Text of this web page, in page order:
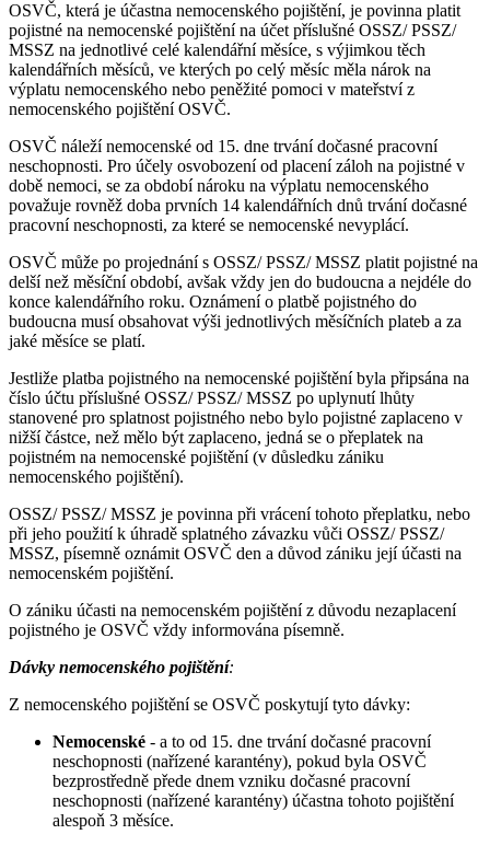
OSVČ, která je účastna nemocenského pojištění, je povinna platit
pojistné na nemocenské pojištění na účet příslušné OSSZ/ PSSZ/
MSSZ na jednotlivé celé kalendářní měsíce, s výjimkou těch
kalendářních měsíců, ve kterých po celý měsíc měla nárok na
výplatu nemocenského nebo peněžité pomoci v mateřství z
nemocenského pojištění OSVČ.
OSVČ náleží nemocenské od 15. dne trvání dočasné pracovní
neschopnosti. Pro účely osvobození od placení záloh na pojistné v
době nemoci, se za období nároku na výplatu nemocenského
považuje rovněž doba prvních 14 kalendářních dnů trvání dočasné
pracovní neschopnosti, za které se nemocenské nevyplácí.
OSVČ může po projednání s OSSZ/ PSSZ/ MSSZ platit pojistné na
delší než měsíční období, avšak vždy jen do budoucna a nejdéle do
konce kalendářního roku. Oznámení o platbě pojistného do
budoucna musí obsahovat výši jednotlivých měsíčních plateb a za
jaké měsíce se platí.
Jestliže platba pojistného na nemocenské pojištění byla připsána na
číslo účtu příslušné OSSZ/ PSSZ/ MSSZ po uplynutí lhůty
stanovené pro splatnost pojistného nebo bylo pojistné zaplaceno v
nižší částce, než mělo být zaplaceno, jedná se o přeplatek na
pojistném na nemocenské pojištění (v důsledku zániku
nemocenského pojištění).
OSSZ/ PSSZ/ MSSZ je povinna při vrácení tohoto přeplatku, nebo
při jeho použití k úhradě splatného závazku vůči OSSZ/ PSSZ/
MSSZ, písemně oznámit OSVČ den a důvod zániku její účasti na
nemocenském pojištění.
O zániku účasti na nemocenském pojištění z důvodu nezaplacení
pojistného je OSVČ vždy informována písemně.
Dávky nemocenského pojištění:
Z nemocenského pojištění se OSVČ poskytují tyto dávky:
Nemocenské - a to od 15. dne trvání dočasné pracovní
neschopnosti (nařízené karantény), pokud byla OSVČ
bezprostředně přede dnem vzniku dočasné pracovní
neschopnosti (nařízené karantény) účastna tohoto pojištění
alespoň 3 měsíce.